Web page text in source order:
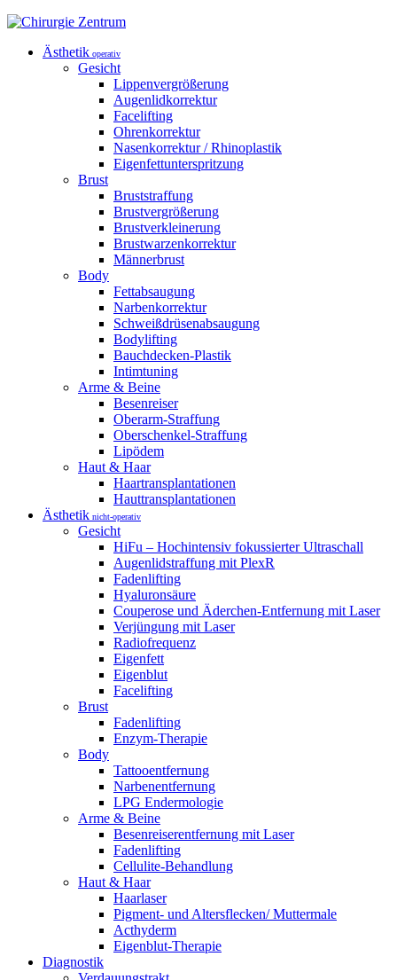
Ästhetik operativ
Gesicht
Lippenvergrößerung
Augenlidkorrektur
Facelifting
Ohrenkorrektur
Nasenkorrektur / Rhinoplastik
Eigenfettunterspritzung
Brust
Bruststraffung
Brustvergrößerung
Brustverkleinerung
Brustwarzenkorrektur
Männerbrust
Body
Fettabsaugung
Narbenkorrektur
Schweißdrüsenabsaugung
Bodylifting
Bauchdecken-Plastik
Intimtuning
Arme & Beine
Besenreiser
Oberarm-Straffung
Oberschenkel-Straffung
Lipödem
Haut & Haar
Haartransplantationen
Hauttransplantationen
Ästhetik nicht-operativ
Gesicht
HiFu – Hochintensiv fokussierter Ultraschall
Augenlidstraffung mit PlexR
Fadenlifting
Hyaluronsäure
Couperose und Äderchen-Entfernung mit Laser
Verjüngung mit Laser
Radiofrequenz
Eigenfett
Eigenblut
Facelifting
Brust
Fadenlifting
Enzym-Therapie
Body
Tattooentfernung
Narbenentfernung
LPG Endermologie
Arme & Beine
Besenreiserentfernung mit Laser
Fadenlifting
Cellulite-Behandlung
Haut & Haar
Haarlaser
Pigment- und Altersflecken/ Muttermale
Acthyderm
Eigenblut-Therapie
Diagnostik